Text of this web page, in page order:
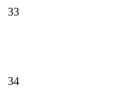
33
34